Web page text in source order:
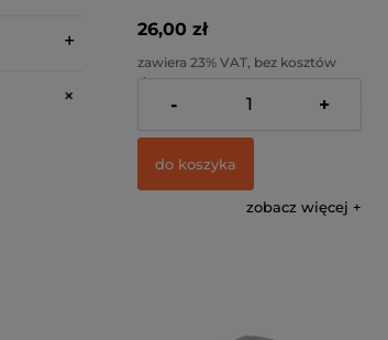
26,00 zł
zawiera 23% VAT, bez kosztów
dostawy
Cena netto:
21,14 zł
- +
do koszyka
zobacz więcej